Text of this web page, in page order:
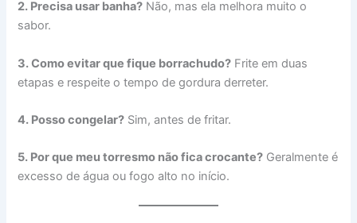
2. Precisa usar banha? Não, mas ela melhora muito o
sabor.
3. Como evitar que fique borrachudo? Frite em duas
etapas e respeite o tempo de gordura derreter.
4. Posso congelar? Sim, antes de fritar.
5. Por que meu torresmo não fica crocante? Geralmente é
excesso de água ou fogo alto no início.